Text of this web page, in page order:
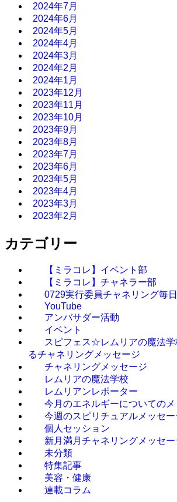
2024年7月
2024年6月
2024年5月
2024年4月
2024年3月
2024年2月
2024年1月
2023年12月
2023年11月
2023年10月
2023年9月
2023年8月
2023年7月
2023年6月
2023年5月
2023年4月
2023年3月
2023年2月
カテゴリー
【ミラコレ】イベント部
【ミラコレ】チャネラー部
0729実行委員チャネリング毎
YouTube
アンバサダー活動
イベント
スピフェス☆レムリアの魔法学
るチャネリングメッセージ
チャネリングメッセージ
レムリアの魔法学校
レムリアンレポーター
今月のエネルギーについての
今週のスピリチュアルメッセー
個人セッション
新月満月チャネリングメッセー
未分類
特集記事
美容・健康
連載コラム